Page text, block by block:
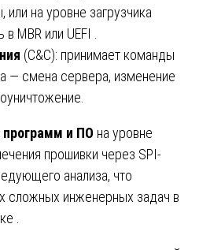
на уровне загрузчика
MBR или UEFI .
(C&C): принимает команды
— смена сервера, изменение
и ПО на уровне
прошивки через SPI-
анализа, что
сложных инженерных задач в
.